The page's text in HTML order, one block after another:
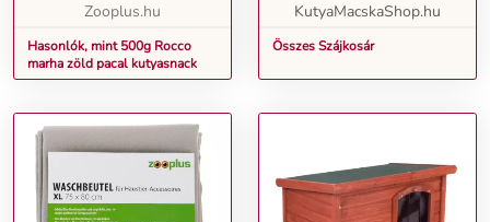
Zooplus.hu
Hasonlók, mint 500g Rocco
marha zöld pacal kutyasnack
KutyaMacskaShop.hu
Összes Szájkosár